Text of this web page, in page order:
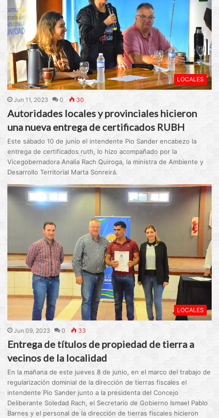
LOCALES
Jun 11, 2023 0 30
Autoridades locales y provinciales hicieron
una nueva entrega de certificados RUBH
Este sábado 10 de junio el intendente Pio Sander encabezo la
entrega de certificados ruth, lo hizo acompañado por la
Vicegobernadora Analia Rach Quiroga, la ministra de Ambiente y
Desarrollo Territorial Marta Sonreirá.
LOCALES
Jun 09, 2023 0 33
Entrega de títulos de propiedad de tierra a
vecinos de la localidad
En la mañana de este jueves 8 de junio, en el marco del trabajo de
regularización dominial de la dirección de tierras fiscales el
intendente Pio Sander junto a la presidenta del Concejo
Deliberante Soledad Rach, el Secretario de Gobierno Ismael Pablo
Barnes y el personal de la dirección de tierras fiscales hicieron